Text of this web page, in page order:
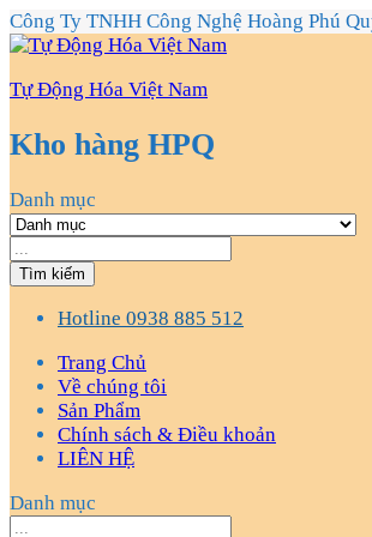
Công Ty TNHH Công Nghệ Hoàng Phú
Tự Động Hóa Việt Nam
Kho hàng HPQ
Danh mục
Tìm kiếm
Hotline 0938 885 512
Trang Chủ
Về chúng tôi
Sản Phẩm
Chính sách & Điều khoản
LIÊN HỆ
Danh mục